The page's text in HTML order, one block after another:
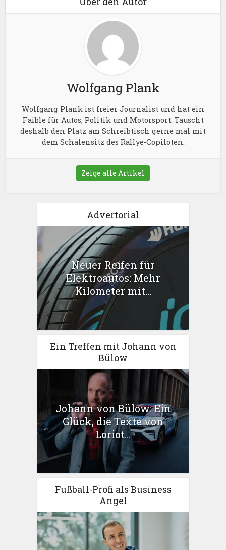
Wolfgang Plank
Wolfgang Plank ist freier Journalist und hat ein
Faible für Autos, Politik und Motorsport. Tauscht
deshalb den Platz am Schreibtisch gerne mal mit
dem Schalensitz des Rallye-Copiloten.
Zeige alle Artikel
Advertorial
Neuer Reifen für
Elektroautos: Mehr
Kilometer mit...
Ein Treffen mit Johann von
Bülow
Johann von Bülow: Ein
Glück, die Texte von
Loriot...
Fußball-Profi als Business
Angel